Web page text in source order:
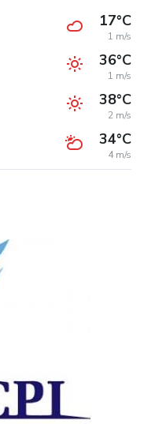
17°C
1 m/s
36°C
1 m/s
38°C
2 m/s
34°C
4 m/s